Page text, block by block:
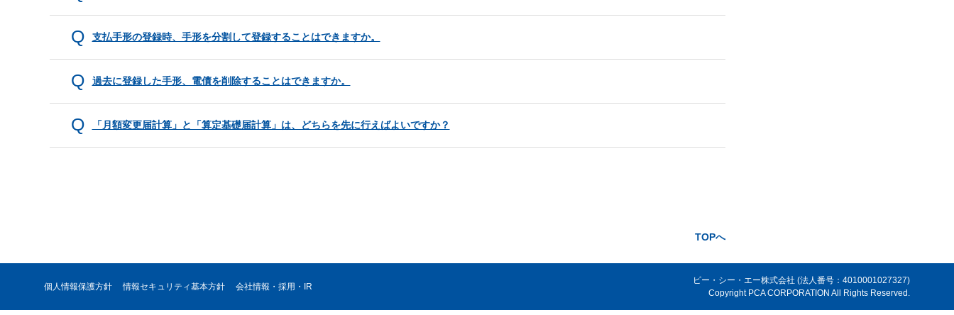
支払手形の登録時、手形を分割して登録することはできますか。
過去に登録した手形、電債を削除することはできますか。
「月額変更届計算」と「算定基礎届計算」は、どちらを先に行えばよいですか？
TOPへ
個人情報保護方針 情報セキュリティ基本方針 会社情報・採用・IR
ピー・シー・エー株式会社 (法人番号：4010001027327)
Copyright PCA CORPORATION All Rights Reserved.